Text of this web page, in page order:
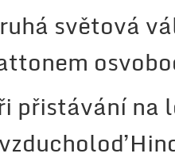
světová
přistávání